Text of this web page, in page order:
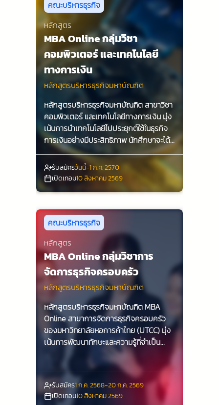
คณะบริหารธุรกิจ
หลักสูตร
MBA Online กลุ่มวิชา
คอมพิวเตอร์ และเทคโนโลยี
ทางการเงิน
หลักสูตรบริหารธุรกิจมหาบัณฑิต
หลักสูตรบริหารธุรกิจมหาบัณฑิต สาขาวิชา
คอมพิวเตอร์ และเทคโนโลยีทางการเงิน มุ่ง
เน้นการนำเทคโนโลยีไปประยุกต์ใช้ในธุรกิจ
การเงินอย่างมีประสิทธิภาพ นักศึกษาจะได้
เรียนรู้ทั้งทฤษฎีและการปฏิบัติจริงจากผู้
เชี่ยวชาญในสาขานี้ เพื่อเตรียมความพร้อม
ในการเป็นผู้นำในยุคดิจิทัล
รับสมัครวันนี้-1 ก.ค. 2570
เปิดเทอม10 สิงหาคม 2569
คณะบริหารธุรกิจ
หลักสูตร
MBA Online กลุ่มวิชาการ
จัดการธุรกิจครอบครัว
หลักสูตรบริหารธุรกิจมหาบัณฑิต
หลักสูตรบริหารธุรกิจมหาบัณฑิต MBA
Online สาขาการจัดการธุรกิจครอบครัว
ของมหาวิทยาลัยหอการค้าไทย (UTCC) มุ่ง
เน้นการพัฒนาทักษะและความรู้ที่จำเป็น
สำหรับการบริหารและพัฒนาธุรกิจ
ครอบครัวในยุคดิจิทัล นักศึกษาจะได้เรียนรู้
ทั้งทฤษฎีและการปฏิบัติจริงจากผู้เชี่ยวชาญ
ในสาขานี้ เพื่อเตรียมความพร้อมในการเป็น
ผู้นำที่มีประสิทธิภาพในธุรกิจครอบครัว
รับสมัคร1 ก.ค. 2568-20 ก.ค. 2569
เปิดเทอม10 สิงหาคม 2569